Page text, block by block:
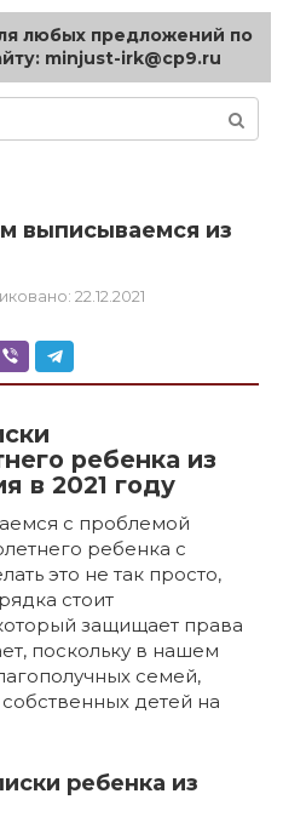
про автомобили
выписываемся из
22.12.2021
ребенка из
в 2021 году
с проблемой
ребенка с
это не так просто,
стоит
защищает права
поскольку в нашем
семей,
детей на
ребенка из
любых предложений по
minjust-irk@cp9.ru